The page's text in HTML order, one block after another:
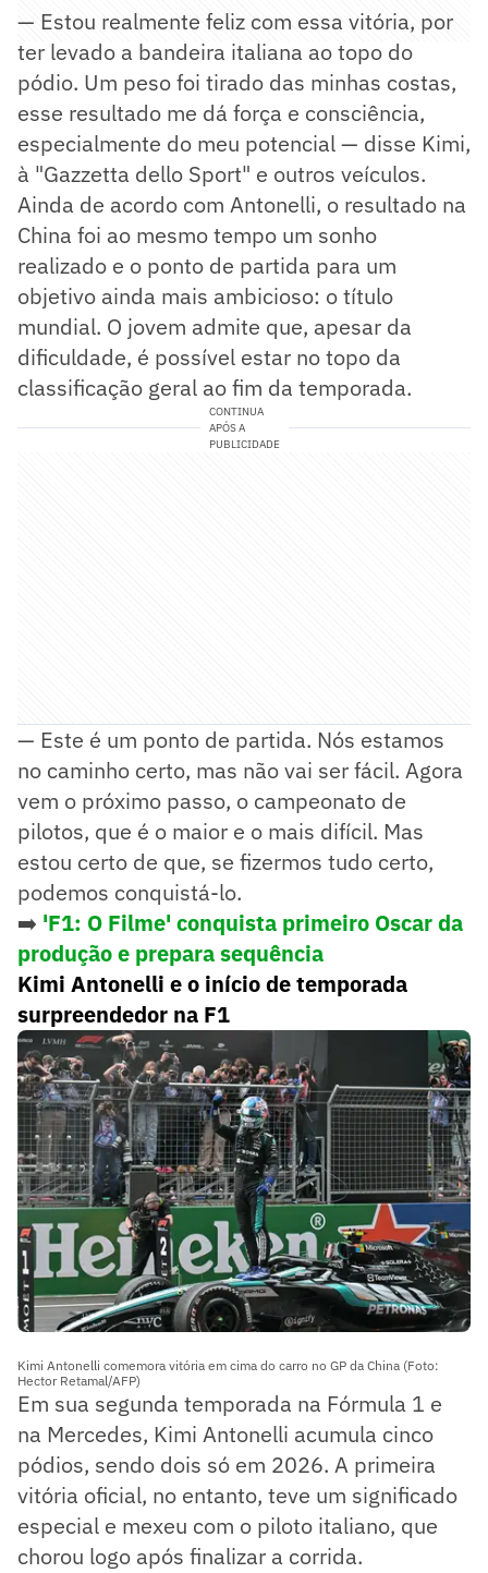
— Estou realmente feliz com essa vitória, por
ter levado a bandeira italiana ao topo do
pódio. Um peso foi tirado das minhas costas,
esse resultado me dá força e consciência,
especialmente do meu potencial — disse Kimi,
à "Gazzetta dello Sport" e outros veículos.
Ainda de acordo com Antonelli, o resultado na
China foi ao mesmo tempo um sonho
realizado e o ponto de partida para um
objetivo ainda mais ambicioso: o título
mundial. O jovem admite que, apesar da
dificuldade, é possível estar no topo da
classificação geral ao fim da temporada.
CONTINUA
APÓS A
PUBLICIDADE
— Este é um ponto de partida. Nós estamos
no caminho certo, mas não vai ser fácil. Agora
vem o próximo passo, o campeonato de
pilotos, que é o maior e o mais difícil. Mas
estou certo de que, se fizermos tudo certo,
podemos conquistá-lo.
➡️ 'F1: O Filme' conquista primeiro Oscar da
produção e prepara sequência
Kimi Antonelli e o início de temporada
surpreendedor na F1
Kimi Antonelli comemora vitória em cima do carro no GP da China (Foto:
Hector Retamal/AFP)
Em sua segunda temporada na Fórmula 1 e
na Mercedes, Kimi Antonelli acumula cinco
pódios, sendo dois só em 2026. A primeira
vitória oficial, no entanto, teve um significado
especial e mexeu com o piloto italiano, que
chorou logo após finalizar a corrida.